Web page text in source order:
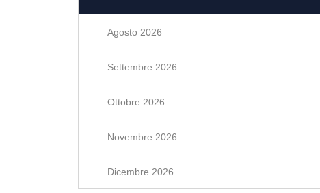
Agosto 2026
Settembre 2026
Ottobre 2026
Novembre 2026
Dicembre 2026